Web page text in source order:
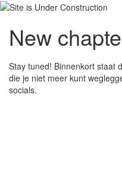
New
Stay tuned! Binnenkort staat
die je niet meer kunt
socials.